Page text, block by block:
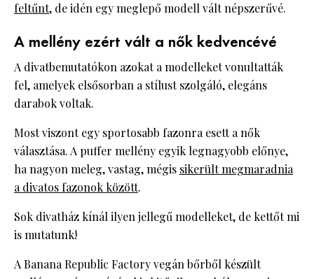
feltűnt, de idén egy meglepő modell vált népszerűvé.
A mellény ezért vált a nők kedvencévé
A divatbemutatókon azokat a modelleket vonultatták
fel, amelyek elsősorban a stílust szolgáló, elegáns
darabok voltak.
Most viszont egy sportosabb fazonra esett a nők
választása. A puffer mellény egyik legnagyobb előnye,
ha nagyon meleg, vastag, mégis sikerült megmaradnia
a divatos fazonok között.
Sok divatház kínál ilyen jellegű modelleket, de kettőt mi
is mutatunk!
A Banana Republic Factory vegán bőrből készült